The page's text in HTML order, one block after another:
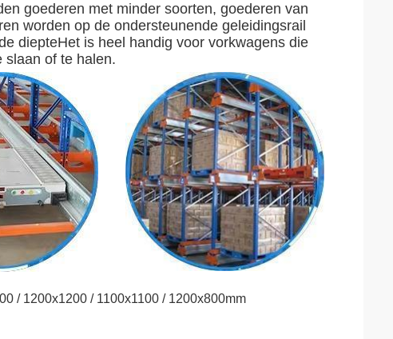
goederen met minder soorten, goederen van
worden op de ondersteunende geleidingsrail
diepteHet is heel handig voor vorkwagens die
slaan of te halen.
/ 1200x1200 / 1100x1100 / 1200x800mm